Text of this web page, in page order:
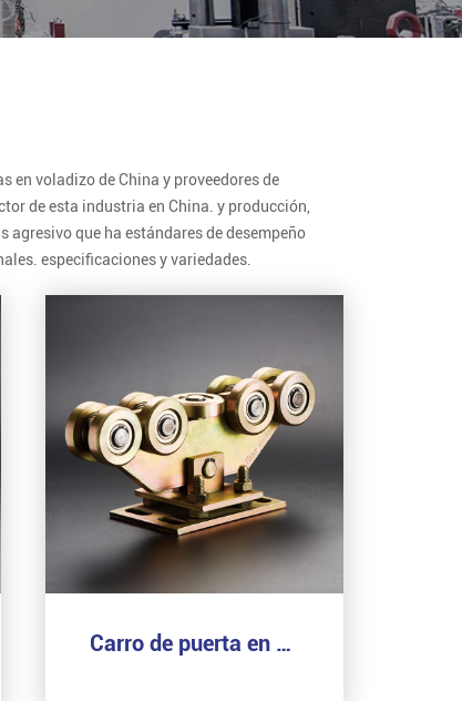
en voladizo de China y proveedores de
de esta industria en China. y producción,
que ha estándares de desempeño
especificaciones y variedades.
Carro de puerta en voladizo (5 ruedas grandes)